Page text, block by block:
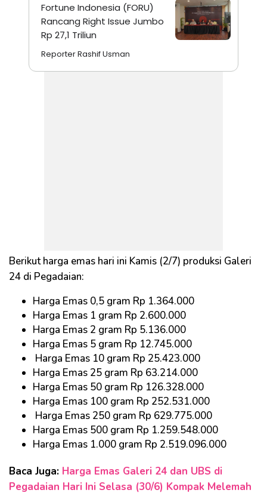
Fortune Indonesia (FORU)
Rancang Right Issue Jumbo
Rp 27,1 Triliun
Reporter Rashif Usman
Berikut harga emas hari ini Kamis (2/7) produksi Galeri
24 di Pegadaian:
Harga Emas 0,5 gram Rp 1.364.000
Harga Emas 1 gram Rp 2.600.000
Harga Emas 2 gram Rp 5.136.000
Harga Emas 5 gram Rp 12.745.000
Harga Emas 10 gram Rp 25.423.000
Harga Emas 25 gram Rp 63.214.000
Harga Emas 50 gram Rp 126.328.000
Harga Emas 100 gram Rp 252.531.000
Harga Emas 250 gram Rp 629.775.000
Harga Emas 500 gram Rp 1.259.548.000
Harga Emas 1.000 gram Rp 2.519.096.000
Baca Juga: Harga Emas Galeri 24 dan UBS di
Pegadaian Hari Ini Selasa (30/6) Kompak Melemah